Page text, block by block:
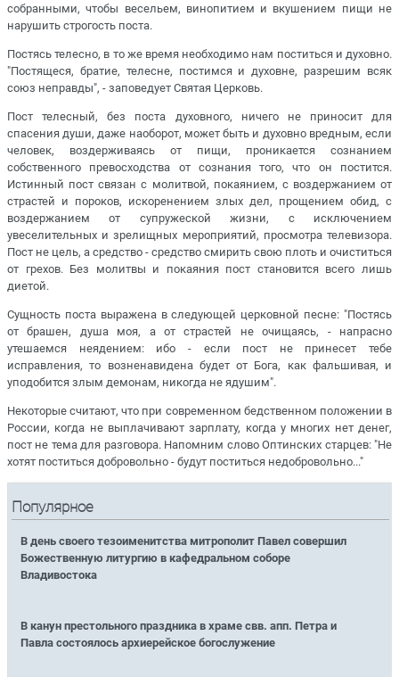
собранными, чтобы весельем, винопитием и вкушением пищи не
нарушить строгость поста.
Постясь телесно, в то же время необходимо нам поститься и духовно.
"Постящеся, братие, телесне, постимся и духовне, разрешим всяк
союз неправды", - заповедует Святая Церковь.
Пост телесный, без поста духовного, ничего не приносит для
спасения души, даже наоборот, может быть и духовно вредным, если
человек, воздерживаясь от пищи, проникается сознанием
собственного превосходства от сознания того, что он постится.
Истинный пост связан с молитвой, покаянием, с воздержанием от
страстей и пороков, искоренением злых дел, прощением обид, с
воздержанием от супружеской жизни, с исключением
увеселительных и зрелищных мероприятий, просмотра телевизора.
Пост не цель, а средство - средство смирить свою плоть и очиститься
от грехов. Без молитвы и покаяния пост становится всего лишь
диетой.
Сущность поста выражена в следующей церковной песне: "Постясь
от брашен, душа моя, а от страстей не очищаясь, - напрасно
утешаемся неядением: ибо - если пост не принесет тебе
исправления, то возненавидена будет от Бога, как фальшивая, и
уподобится злым демонам, никогда не ядушим".
Некоторые считают, что при современном бедственном положении в
России, когда не выплачивают зарплату, когда у многих нет денег,
пост не тема для разговора. Напомним слово Оптинских старцев: "Не
хотят поститься добровольно - будут поститься недобровольно..."
Популярное
В день своего тезоименитства митрополит Павел совершил
Божественную литургию в кафедральном соборе
Владивостока
В канун престольного праздника в храме свв. апп. Петра и
Павла состоялось архиерейское богослужение